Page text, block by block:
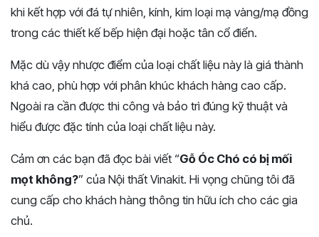
khi kết hợp với đá tự nhiên, kính, kim loại mạ vàng/mạ đồng
trong các thiết kế bếp hiện đại hoặc tân cổ điển.
Mặc dù vậy nhược điểm của loại chất liệu này là giá thành
khá cao, phù hợp với phân khúc khách hàng cao cấp.
Ngoài ra cần được thi công và bảo trì đúng kỹ thuật và
hiểu được đặc tính của loại chất liệu này.
Cảm ơn các bạn đã đọc bài viết “Gỗ Óc Chó có bị mối
mọt không?” của Nội thất Vinakit. Hi vọng chũng tôi đã
cung cấp cho khách hàng thông tin hữu ích cho các gia
chủ.